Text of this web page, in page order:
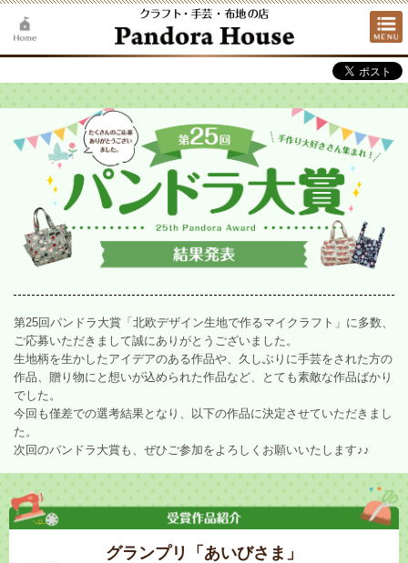
第25回パンドラ大賞「北欧デザイン生地で作るマイクラフト」に多数、
ご応募いただきまして誠にありがとうございました。
生地柄を生かしたアイデアのある作品や、久しぶりに手芸をされた方の
作品、贈り物にと想いが込められた作品など、とても素敵な作品ばかり
でした。
今回も僅差での選考結果となり、以下の作品に決定させていただきまし
た。
次回のパンドラ大賞も、ぜひご参加をよろしくお願いいたします♪♪
グランプリ「あいびさま」